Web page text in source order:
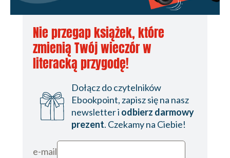
Nie przegap książek, które
zmienią Twój wieczór w
literacką przygodę!
Dołącz do czytelników
Ebookpoint, zapisz się na nasz
newsletter i odbierz darmowy
prezent. Czekamy na Ciebie!
e-mail